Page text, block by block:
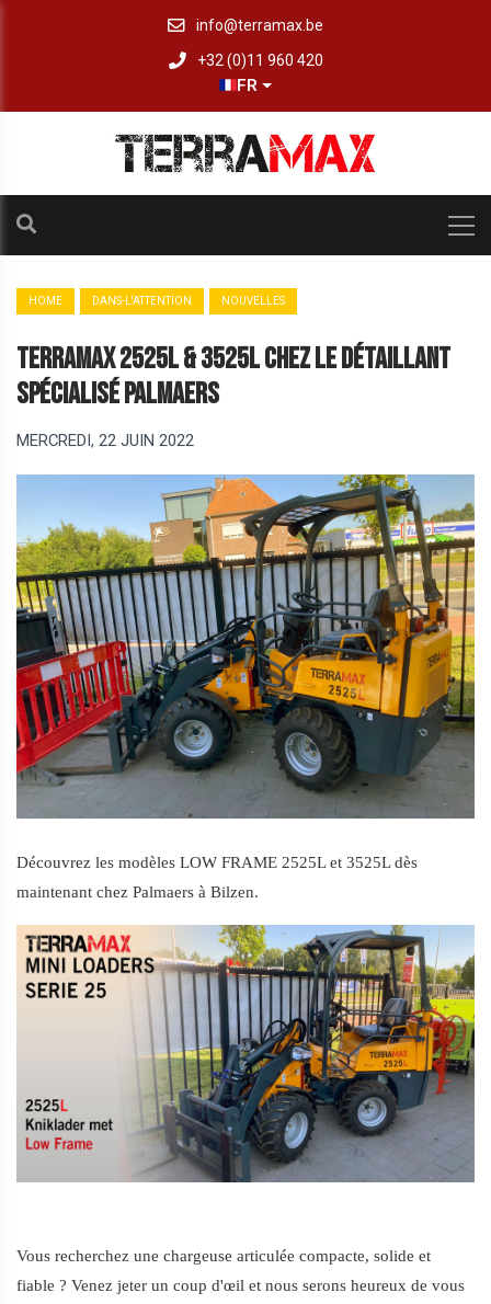
info@terramax.be
+32 (0)11 960 420
FR
HOME DANS-L'ATTENTION NOUVELLES
Terramax 2525L & 3525L chez le détaillant
spécialisé Palmaers
MERCREDI, 22 JUIN 2022
Découvrez les modèles LOW FRAME 2525L et 3525L dès
maintenant chez Palmaers à Bilzen.
Vous recherchez une chargeuse articulée compacte, solide et
fiable ? Venez jeter un coup d'œil et nous serons heureux de vous